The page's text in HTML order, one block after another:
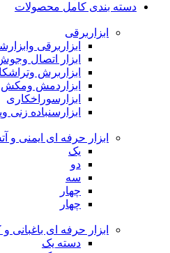
دسته بندی کامل محصولات
ابزاربرقی
ابزاربرقی
ابزار اتصال
ابزاربرش
ابزاردمش ومکش
ابزارسوراخکاری
ابزارسنباده زنی
ابزار حرفه ای ایمنی و
یک
دو
سه
چهار
چهار
ابزار حرفه ای باغبانی
دسته یک